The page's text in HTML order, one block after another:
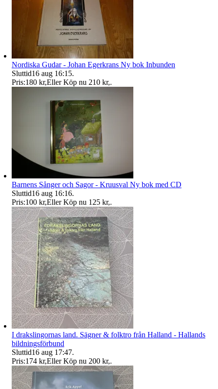
Nordiska Gudar - Johan Egerkrans Ny bok Inbunden
Sluttid16 aug 16:15.
Pris:180 kr,Eller Köp nu 210 kr,.
Barnens Sånger och Sagor - Kruusval Ny bok med CD
Sluttid16 aug 16:16.
Pris:100 kr,Eller Köp nu 125 kr,.
I drakslingornas land. Sägner & folktro från Halland - Hallands
bildningsförbund
Sluttid16 aug 17:47.
Pris:174 kr,Eller Köp nu 200 kr,.